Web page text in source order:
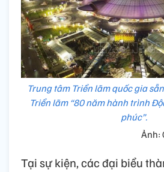
Trung tâm Triển lãm quốc gia
Triển lãm “80 năm hành trình
phúc”.
Ảnh:
Tại sự kiện, các đại biểu